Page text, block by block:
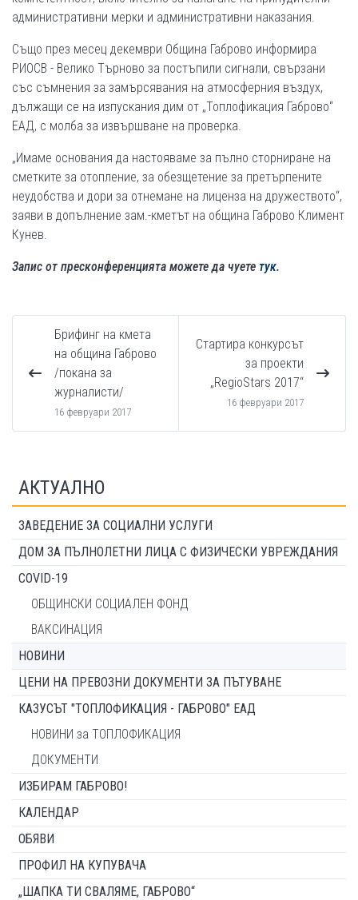
административни мерки и административни наказания.
Също през месец декември Община Габрово информира
РИОСВ - Велико Търново за постъпили сигнали, свързани
със съмнения за замърсявания на атмосферния въздух,
дължащи се на изпускания дим от „Топлофикация Габрово“
ЕАД, с молба за извършване на проверка.
„Имаме основания да настояваме за пълно сторниране на
сметките за отопление, за обезщетение за претърпените
неудобства и дори за отнемане на лиценза на дружеството“,
заяви в допълнение зам.-кметът на община Габрово Климент
Кунев.
Запис от пресконференцията можете да чуете тук.
Брифинг на кмета
на община Габрово
/покана за
журналисти/
16 февруари 2017
Стартира конкурсът
за проекти
„RegioStars 2017“
16 февруари 2017
АКТУАЛНО
ЗАВЕДЕНИЕ ЗА СОЦИАЛНИ УСЛУГИ
ДОМ ЗА ПЪЛНОЛЕТНИ ЛИЦА С ФИЗИЧЕСКИ УВРЕЖДАНИЯ
COVID-19
ОБЩИНСКИ СОЦИАЛЕН ФОНД
ВАКСИНАЦИЯ
НОВИНИ
ЦЕНИ НА ПРЕВОЗНИ ДОКУМЕНТИ ЗА ПЪТУВАНЕ
КАЗУСЪТ "ТОПЛОФИКАЦИЯ - ГАБРОВО" ЕАД
НОВИНИ за ТОПЛОФИКАЦИЯ
ДОКУМЕНТИ
ИЗБИРАМ ГАБРОВО!
КАЛЕНДАР
ОБЯВИ
ПРОФИЛ НА КУПУВАЧА
„ШАПКА ТИ СВАЛЯМЕ, ГАБРОВО“